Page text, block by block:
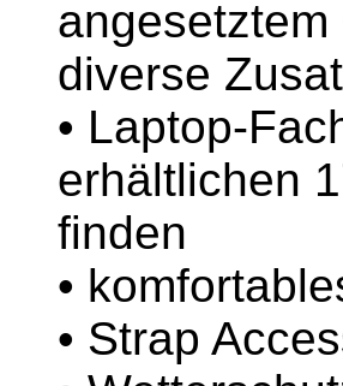
diverse
• Laptop-
erhältlichen
finden
•
• Strap